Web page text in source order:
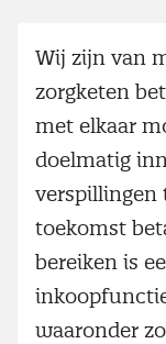
Wij zijn van
zorgketen
met elkaar
doelmatig
verspillingen
toekomst
bereiken is
waaronder